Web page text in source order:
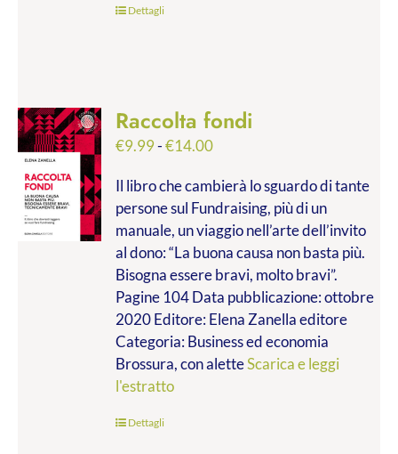
Dettagli
Raccolta fondi
€9.99-€14.00Fascia
prezzo:
da
€9.99
a
€14.00
Il libro che cambierà lo sguardo di tante
persone sul Fundraising, più di un
manuale, un viaggio nell’arte dell’invito
al dono: “La buona causa non basta più.
Bisogna essere bravi, molto bravi”.
Pagine 104 Data pubblicazione: ottobre
2020 Editore: Elena Zanella editore
Categoria: Business ed economia
Brossura, con aletteScarica e leggi
l'estratto
Dettagli